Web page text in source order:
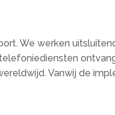
We werken
Vanwij de